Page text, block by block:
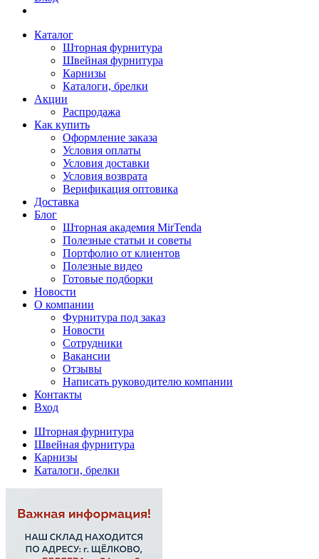
Каталог
Шторная фурнитура
Швейная фурнитура
Карнизы
Каталоги, брелки
Акции
Распродажа
Как купить
Оформление заказа
Условия оплаты
Условия доставки
Условия возврата
Верификация оптовика
Доставка
Блог
Шторная академия MirTenda
Полезные статьи и советы
Портфолио от клиентов
Полезные видео
Готовые подборки
Новости
О компании
Фурнитура под заказ
Новости
Сотрудники
Вакансии
Отзывы
Написать руководителю компании
Контакты
Вход
Шторная фурнитура
Швейная фурнитура
Карнизы
Каталоги, брелки